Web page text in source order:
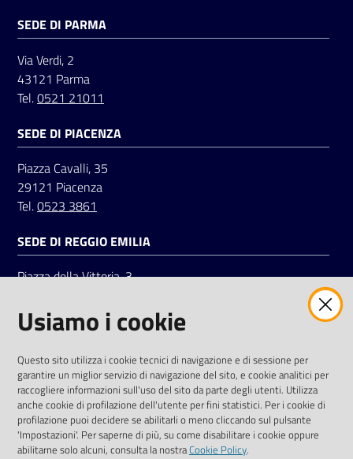
Seguici
su
SEDE DI PARMA
Via Verdi, 2
43121 Parma
Tel.0521 21011
SEDE DI PIACENZA
Piazza Cavalli, 35
29121 Piacenza
Tel.0523 3861
SEDE DI REGGIO EMILIA
Piazza della Vittoria, 3
Tel.0522 7961
LinkedinFacebookInstagram
Usiamo i cookie
Questo sito utilizza i cookie tecnici di navigazione e di sessione per
garantire un miglior servizio di navigazione del sito, e cookie analitici per
raccogliere informazioni sull'uso del sito da parte degli utenti. Utilizza
anche cookie di profilazione dell'utente per fini statistici. Per i cookie di
profilazione puoi decidere se abilitarli o meno cliccando sul pulsante
'Impostazioni'. Per saperne di più, su come disabilitare i cookie oppure
abilitarne solo alcuni, consulta la nostraCookie Policy.